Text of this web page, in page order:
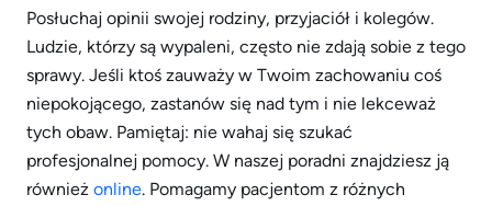
Posłuchaj opinii swojej rodziny, przyjaciół i kolegów.
Ludzie, którzy są wypaleni, często nie zdają sobie z tego
sprawy. Jeśli ktoś zauważy w Twoim zachowaniu coś
niepokojącego, zastanów się nad tym i nie lekceważ
tych obaw. Pamiętaj: nie wahaj się szukać
profesjonalnej pomocy. W naszej poradni znajdziesz ją
również online. Pomagamy pacjentom z różnych